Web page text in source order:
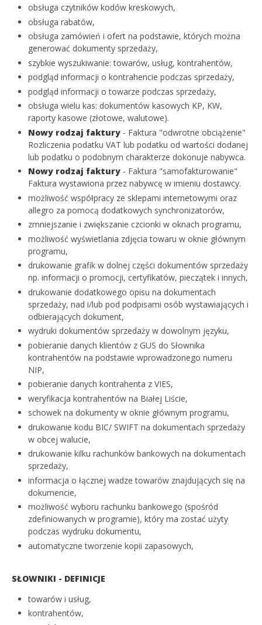
obsługa czytników kodów kreskowych,
obsługa rabatów,
obsługa zamówień i ofert na podstawie, których można
generować dokumenty sprzedaży,
szybkie wyszukiwanie: towarów, usług, kontrahentów,
podgląd informacji o kontrahencie podczas sprzedaży,
podgląd informacji o towarze podczas sprzedaży,
obsługa wielu kas: dokumentów kasowych KP, KW,
raporty kasowe (złotowe, walutowe).
Nowy rodzaj faktury - Faktura "odwrotne obciążenie"
Rozliczenia podatku VAT lub podatku od wartości dodanej
lub podatku o podobnym charakterze dokonuje nabywca.
Nowy rodzaj faktury - Faktura "samofakturowanie"
Faktura wystawiona przez nabywcę w imieniu dostawcy.
możliwość współpracy ze sklepami internetowymi oraz
allegro za pomocą dodatkowych synchronizatorów,
zmniejszanie i zwiększanie czcionki w oknach programu,
możliwość wyświetlania zdjęcia towaru w oknie głównym
programu,
drukowanie grafik w dolnej części dokumentów sprzedaży
np. informacji o promocji, certyfikatów, pieczątek i innych,
drukowanie dodatkowego opisu na dokumentach
sprzedaży, nad i/lub pod podpisami osób wystawiających i
odbierających dokument,
wydruki dokumentów sprzedaży w dowolnym języku,
pobieranie danych klientów z GUS do Słownika
kontrahentów na podstawie wprowadzonego numeru
NIP,
pobieranie danych kontrahenta z VIES,
weryfikacja kontrahentów na Białej Liście,
schowek na dokumenty w oknie głównym programu,
drukowanie kodu BIC/ SWIFT na dokumentach sprzedaży
w obcej walucie,
drukowanie kilku rachunków bankowych na dokumentach
sprzedaży,
informacja o łącznej wadze towarów znajdujących się na
dokumencie,
możliwość wyboru rachunku bankowego (spośród
zdefiniowanych w programie), który ma zostać użyty
podczas wydruku dokumentu,
automatyczne tworzenie kopii zapasowych,
SŁOWNIKI - DEFINICJE
towarów i usług,
kontrahentów,